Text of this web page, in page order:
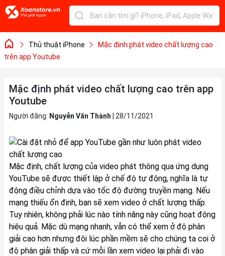
Thủ thuật iPhone
Mặc định phát video chất lượng cao
trên app Youtube
Mặc định phát video chất lượng cao trên app
Youtube
Người đăng: Nguyễn Văn Thành 28/11/2021
Mặc định, chất lượng của video phát thông qua ứng dụng
YouTube sẽ được thiết lập ở chế độ tự động, nghĩa là tự
động điều chỉnh dựa vào tốc độ đường truyền mạng. Nếu
mạng thiếu ổn định, bạn sẽ xem video ở chất lượng thấp.
Tuy nhiên, không phải lúc nào tính năng này cũng hoạt động
hiệu quả. Mặc dù mạng nhanh, vẫn có thể xem ở độ phân
giải cao hơn nhưng đôi lúc phần mềm sẽ cho chúng ta coi ở
độ phân giải thấp và cứ mỗi lần xem video lại phải đi vào